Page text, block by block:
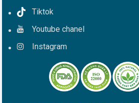
Tiktok
Youtube chanel
Instagram